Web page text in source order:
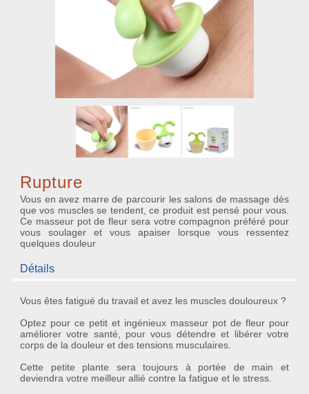
Rupture
Vous en avez marre de parcourir les salons de massage dès
que vos muscles se tendent, ce produit est pensé pour vous.
Ce masseur pot de fleur sera votre compagnon préféré pour
vous soulager et vous apaiser lorsque vous ressentez
quelques douleur
Détails
Vous êtes fatigué du travail et avez les muscles douloureux ?
Optez pour ce petit et ingénieux masseur pot de fleur pour
améliorer votre santé, pour vous détendre et libérer votre
corps de la douleur et des tensions musculaires.
Cette petite plante sera toujours à portée de main et
deviendra votre meilleur allié contre la fatigue et le stress.